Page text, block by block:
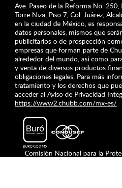
Ave. Paseo de la Reforma No.
Torre Niza, Piso 7, Col. Juárez,
en la ciudad de México, es
datos personales, mismos que
publicitarios o de prospección
empresas que forman parte de
alrededor del mundo, así como
y venta de diversos productos
obligaciones legales. Para más
tratamiento y los derechos que
acceder al Aviso de Privacidad
https://www2.chubb.com/mx-es/
Comisión Nacional para la